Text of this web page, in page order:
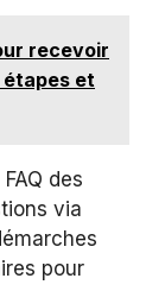
recevoir
étapes et
des
via
pour